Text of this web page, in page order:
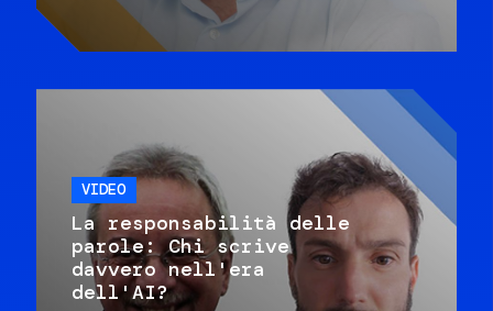
VIDEO
La responsabilità delle
parole: Chi scrive
davvero nell'era
dell'AI?